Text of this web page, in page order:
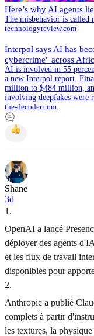
Here’s why AI agents
The misbehavior is called
technologyreview.com
Interpol says AI has
cybercrime" across
AI is involved in 55
a new Interpol report.
million to $484 million,
involving deepfakes were
the-decoder.com
Shane
3d
1 .
OpenAI a lancé
déployer des agents
et les flux de travail
disponibles pour
2.
Anthropic a publié
complets à partir
les textures, la